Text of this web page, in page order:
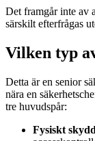
Det framgår inte av
särskilt efterfrågas
Vilken typ
Detta är en senior
nära en
tre huvudspår:
Fysiskt skydd